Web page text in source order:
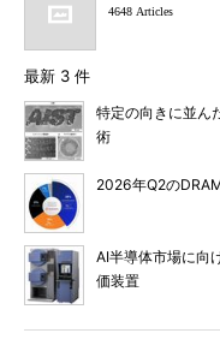
4648 Articles
最新 3 件
特定の向きに並ん
術
2026年Q2の
AI半導体市場に向
価装置